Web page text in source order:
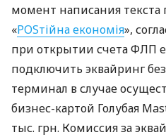
момент написания текста
«POSтійна економія»,
при открытии счета ФЛП
подключить эквайринг
терминал в случае
бизнес-картой Голубая
тыс. грн. Комиссия за